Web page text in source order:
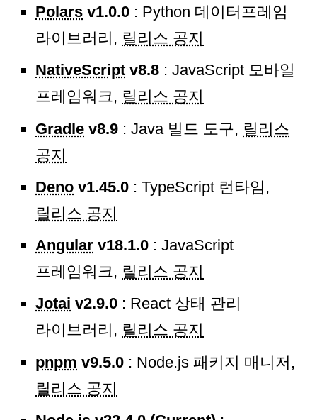
Polars v1.0.0 : Python 데이터프레임
라이브러리, 릴리스 공지
NativeScript v8.8 : JavaScript 모바일
프레임워크, 릴리스 공지
Gradle v8.9 : Java 빌드 도구, 릴리스
공지
Deno v1.45.0 : TypeScript 런타임,
릴리스 공지
Angular v18.1.0 : JavaScript
프레임워크, 릴리스 공지
Jotai v2.9.0 : React 상태 관리
라이브러리, 릴리스 공지
pnpm v9.5.0 : Node.js 패키지 매니저,
릴리스 공지